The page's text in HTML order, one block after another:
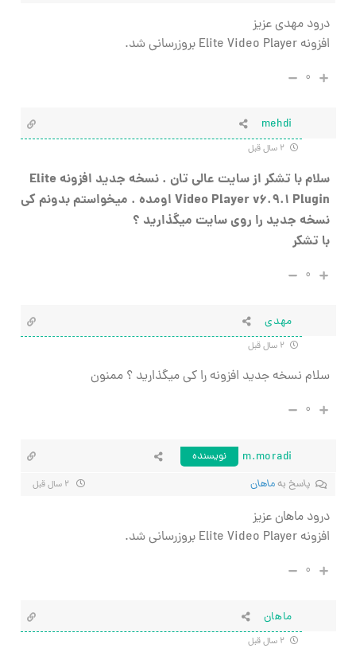
درود مهدی عزیز
افزونه Elite Video Player بروزرسانی شد.
۰
mehdi
سلام با تشکر از سایت عالی تان . نسخه جدید افزونه Elite
Video Player v6.9.1 Plugin اومده . میخواستم بدونم کی
نسخه جدید را روی سایت میگذارید ؟
با تشکر
۰
مهدی
سلام نسخه جدید افزونه را کی میگذارید ؟ ممنون
۰
m.moradi
نویسنده
پاسخ بهماهان
درود ماهان عزیز
افزونه Elite Video Player بروزرسانی شد.
۰
ماهان